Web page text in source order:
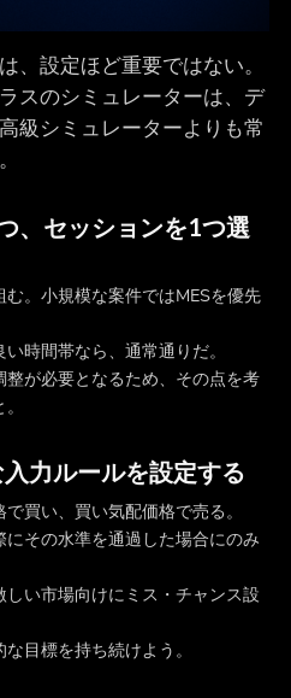
、設定ほど重要ではない。
スのシミュレーターは、デ
級シミュレーターよりも常
、セッションを1つ選
。小規模な案件ではMESを優先
時間帯なら、通常通りだ。
が必要となるため、その点を考
力ルールを設定する
買い、買い気配価格で売る。
その水準を通過した場合にのみ
い市場向けにミス・チャンス設
目標を持ち続けよう。